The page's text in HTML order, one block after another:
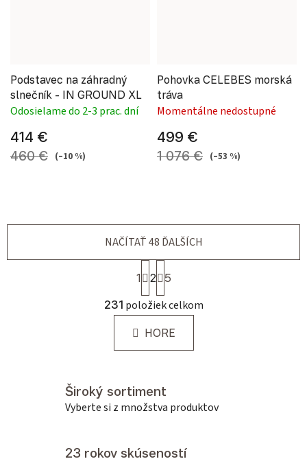
Podstavec na záhradný
slnečník - IN GROUND XL
Odosielame do 2-3 prac. dní
414 €
460 € (–10 %)
Pohovka CELEBES morská
tráva
Momentálne nedostupné
499 €
1 076 € (–53 %)
Ovládacie prvky výpisu
NAČÍTAŤ 48 ĎALŠÍCH
Stránkovanie
1 2
5
231 položiek celkom
HORE
Široký sortiment
Vyberte si z množstva produktov
23 rokov skúseností